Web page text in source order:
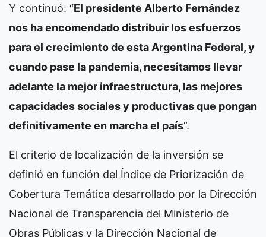
Y continuó: “El presidente Alberto Fernández
nos ha encomendado distribuir los esfuerzos
para el crecimiento de esta Argentina Federal, y
cuando pase la pandemia, necesitamos llevar
adelante la mejor infraestructura, las mejores
capacidades sociales y productivas que pongan
definitivamente en marcha el país”.
El criterio de localización de la inversión se
definió en función del Índice de Priorización de
Cobertura Temática desarrollado por la Dirección
Nacional de Transparencia del Ministerio de
Obras Públicas y la Dirección Nacional de